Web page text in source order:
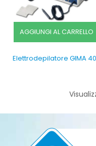
AGGIUNGI AL CARRELLO
Elettrodepilatore GIMA